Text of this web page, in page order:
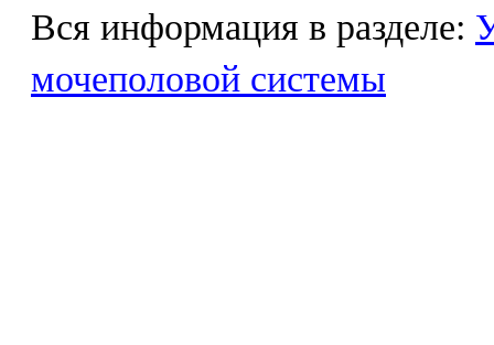
Вся информация в разделе:
мочеполовой системы